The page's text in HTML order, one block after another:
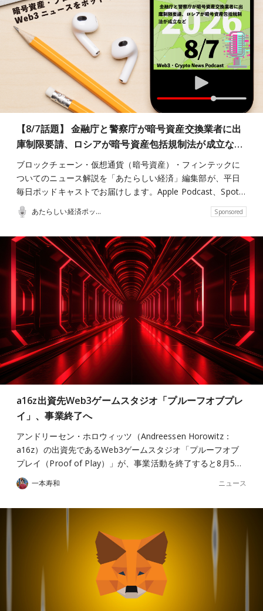
【8/7話題】 金融庁と警察庁が暗号資産交換業者に出
庫制限要請、ロシアが暗号資産包括規制法が成立な…
ブロックチェーン・仮想通貨（暗号資産）・フィンテックに
ついてのニュース解説を「あたらしい経済」編集部が、平日
毎日ポッドキャストでお届けします。Apple Podcast、Spot…
あたらしい経済ポッドキャスト Sponsored
a16z出資先Web3ゲームスタジオ「プルーフオブプレ
イ」、事業終了へ
アンドリーセン・ホロウィッツ（Andreessen Horowitz：
a16z）の出資先であるWeb3ゲームスタジオ「プルーフオブ
プレイ（Proof of Play）」が、事業活動を終了すると8月5…
一本寿和 ニュース